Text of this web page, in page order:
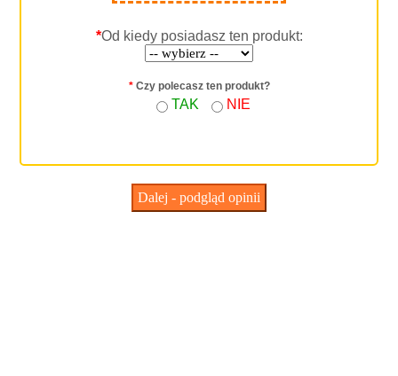
*Od kiedy posiadasz ten produkt:
*Czy polecasz ten produkt?
TAK NIE